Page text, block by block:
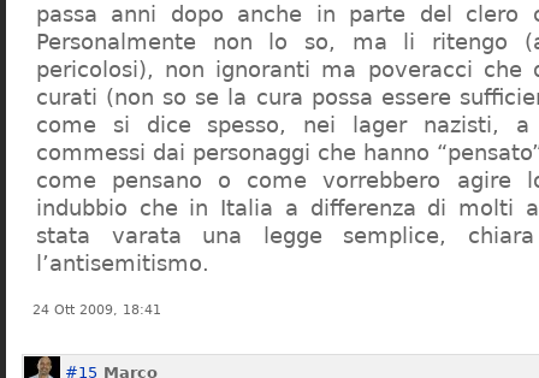
passa anni dopo anche in parte del clero
Personalmente non lo so, ma li ritengo
pericolosi), non ignoranti ma poveracci che
curati (non so se la cura possa essere
come si dice spesso, nei lager nazisti,
commessi dai personaggi che hanno
come pensano o come vorrebbero agire
indubbio che in Italia a differenza di molti
stata varata una legge semplice,
l’antisemitismo.
24 Ott 2009, 18:41
#15 Marco